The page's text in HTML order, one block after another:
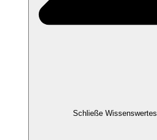
Schließe Wissenswertes